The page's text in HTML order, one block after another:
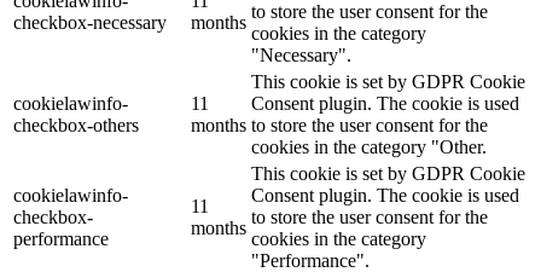
checkbox-necessary
months
to store the user consent for the
cookies in the category
"Necessary".
cookielawinfo-
checkbox-others
11
months
This cookie is set by GDPR Cookie
Consent plugin. The cookie is used
to store the user consent for the
cookies in the category "Other.
cookielawinfo-
checkbox-
performance
11
months
This cookie is set by GDPR Cookie
Consent plugin. The cookie is used
to store the user consent for the
cookies in the category
"Performance".